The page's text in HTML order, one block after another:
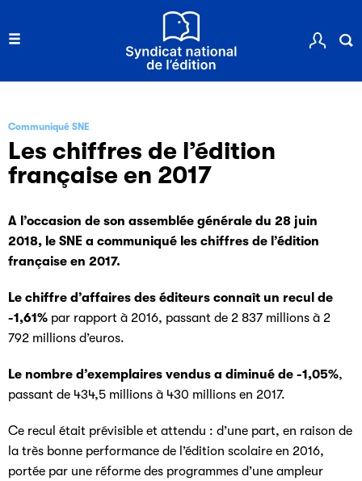
Communiqué SNE
Les chiffres de l’édition
française en 2017
A l’occasion de son assemblée générale du 28 juin
2018, le SNE a communiqué les chiffres de l’édition
française en 2017.
Le chiffre d’affaires des éditeurs connaît un recul de
-1,61% par rapport à 2016, passant de 2 837 millions à 2
792 millions d’euros.
Le nombre d’exemplaires vendus a diminué de -1,05%,
passant de 434,5 millions à 430 millions en 2017.
Ce recul était prévisible et attendu : d’une part, en raison de
la très bonne performance de l’édition scolaire en 2016,
portée par une réforme des programmes d’une ampleur